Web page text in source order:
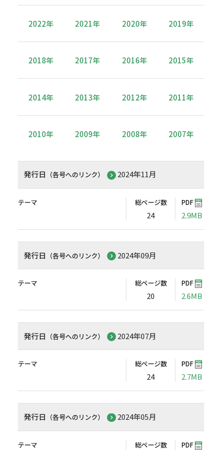
2022年 2021年 2020年 2019年
2018年 2017年 2016年 2015年
2014年 2013年 2012年 2011年
2010年 2009年 2008年 2007年
発行日 （各号へのリンク） 2024年11月
テーマ 総ページ数
24
PDF
2.9MB
発行日 （各号へのリンク） 2024年09月
テーマ 総ページ数
20
PDF
2.6MB
発行日 （各号へのリンク） 2024年07月
テーマ 総ページ数
24
PDF
2.7MB
発行日 （各号へのリンク） 2024年05月
テーマ 総ページ数 PDF